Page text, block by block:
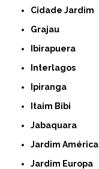
Cidade Jardim
Grajau
Ibirapuera
Interlagos
Ipiranga
Itaim Bibi
Jabaquara
Jardim América
Jardim Europa